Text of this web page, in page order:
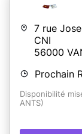
7 rue
CNI
56000
Prochain
Disponibilité
ANTS)